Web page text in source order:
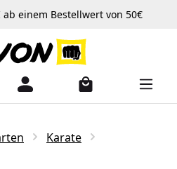
ab einem Bestellwert von 50€
Karate